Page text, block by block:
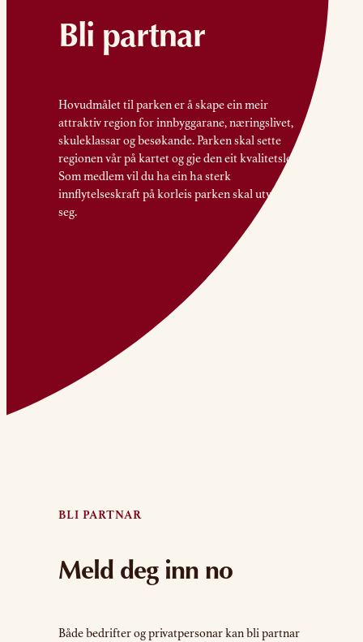
Bli partnar
Hovudmålet til parken er å skape ein meir
attraktiv region for innbyggarane, næringslivet,
skuleklassar og besøkande. Parken skal sette
regionen vår på kartet og gje den eit kvalitetsløft.
Som medlem vil du ha ein ha sterk
innflytelseskraft på korleis parken skal utvikle
seg.
BLI PARTNAR
Meld deg inn no
Både bedrifter og privatpersonar kan bli partnar